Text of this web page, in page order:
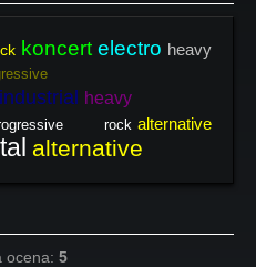
koncert electro heavy
industrial
heavy
rock alternative
alternative
ocena: 5